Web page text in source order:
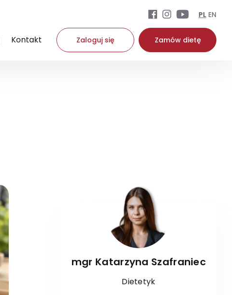
PL EN
Kontakt Zaloguj się Zamów dietę
mgr Katarzyna Szafraniec
Dietetyk